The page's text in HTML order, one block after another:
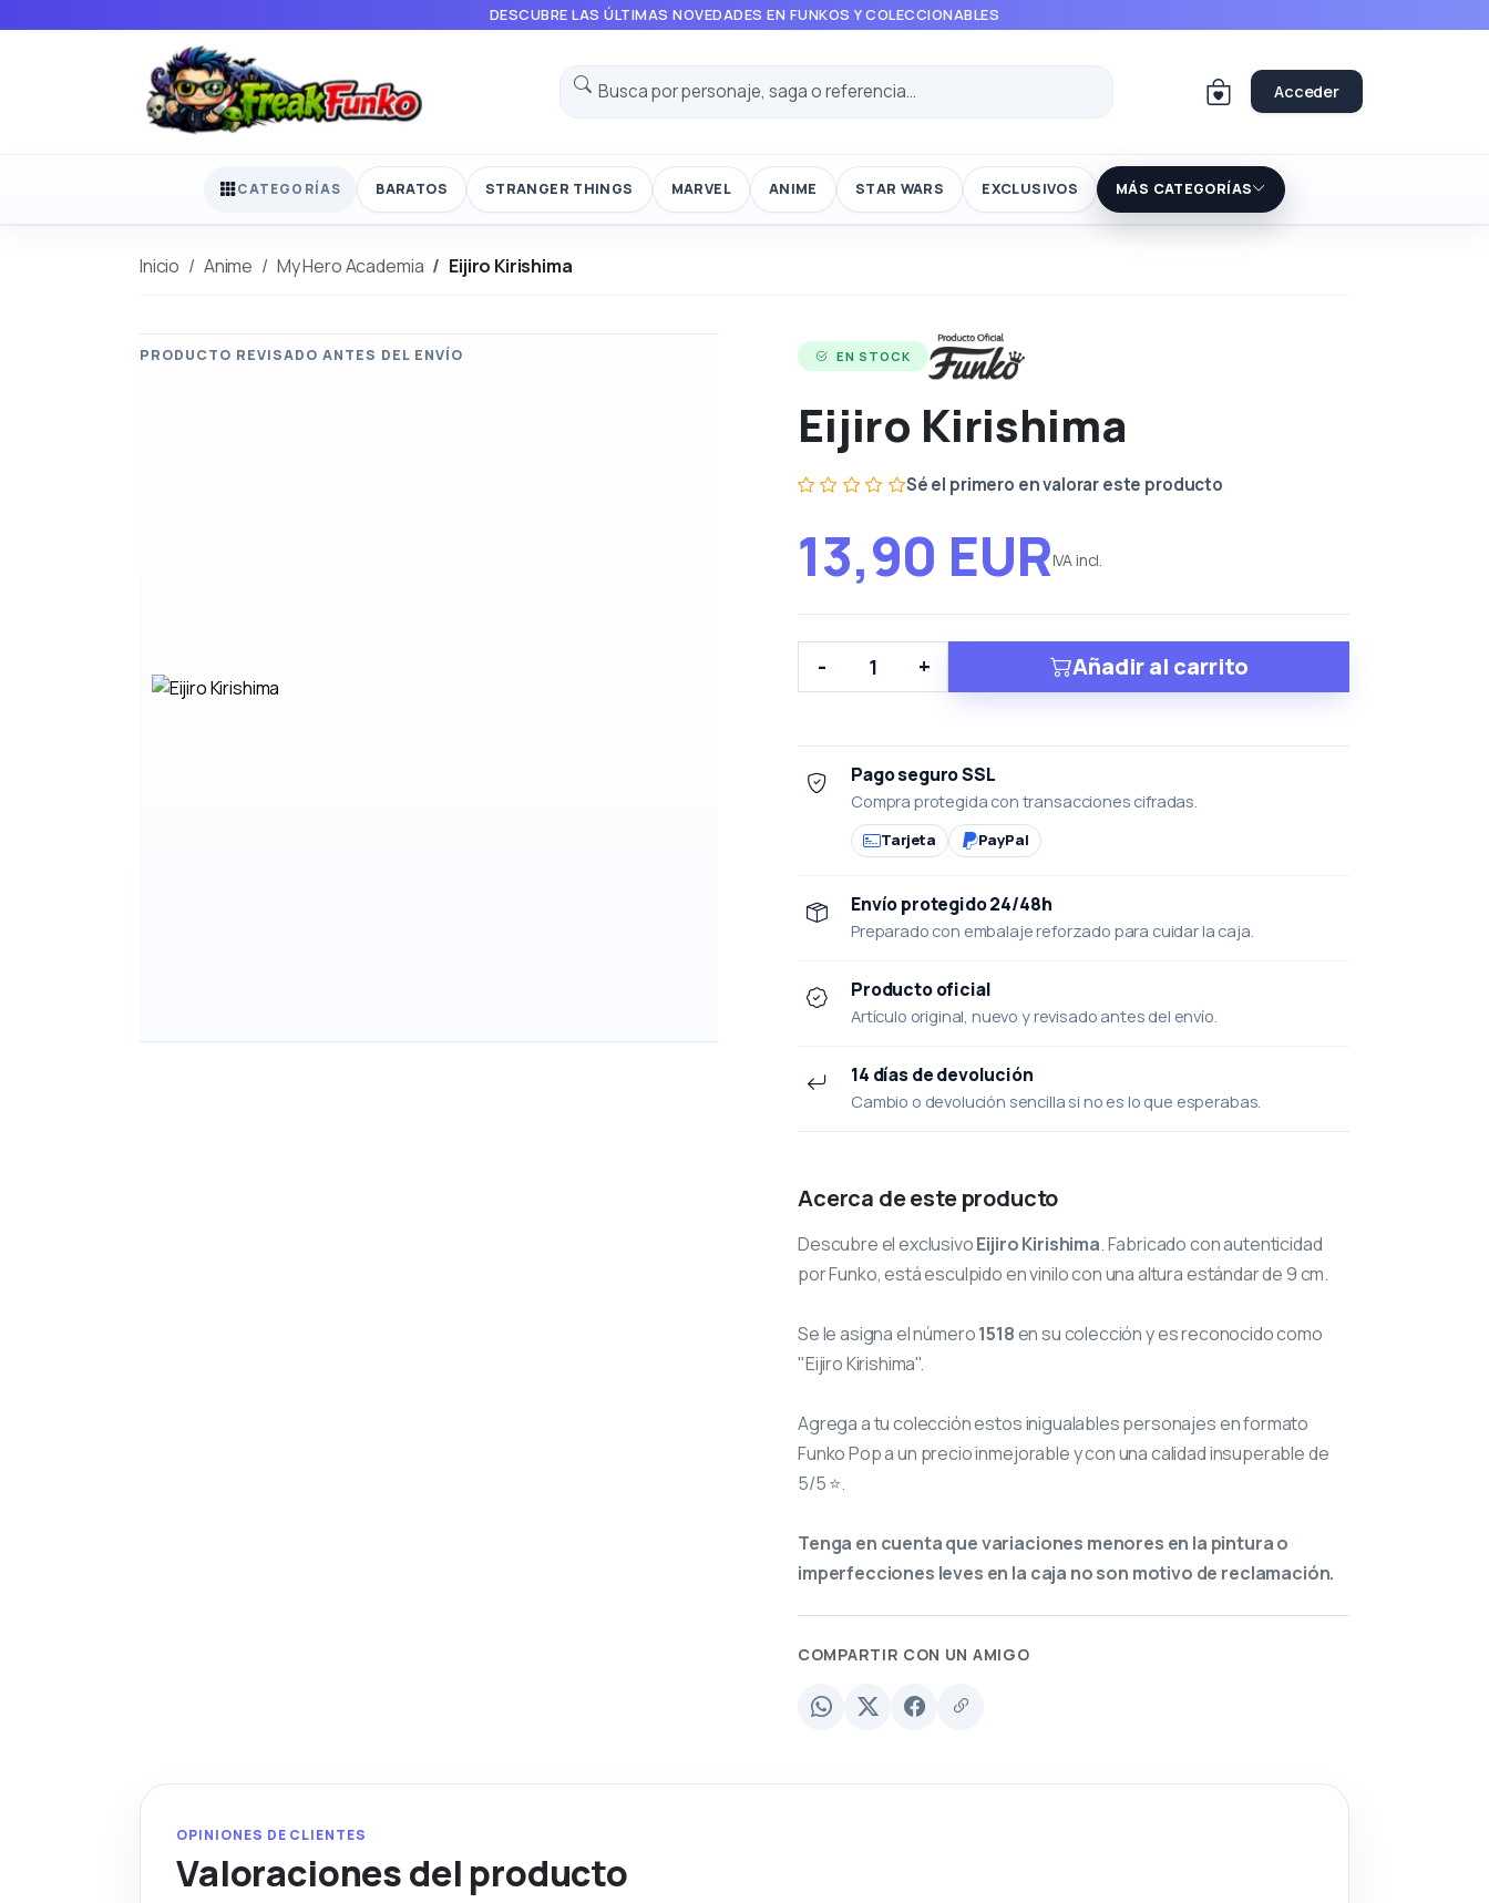
DESCUBRE LAS ÚLTIMAS NOVEDADES EN FUNKOS Y COLECCIONABLES
Acceder
CATEGORÍAS BARATOS STRANGER THINGS MARVEL ANIME STAR WARS EXCLUSIVOS MÁS CATEGORÍAS
Inicio Anime My Hero Academia Eijiro Kirishima
EN STOCK
Eijiro Kirishima
Sé el primero en valorar este producto
13,90 EURIVA incl.
- + Añadir al carrito
Pago seguro SSL
Compra protegida con transacciones cifradas.
Tarjeta PayPal
Envío protegido 24/48h
Preparado con embalaje reforzado para cuidar la caja.
Producto oficial
Artículo original, nuevo y revisado antes del envío.
14 días de devolución
Cambio o devolución sencilla si no es lo que esperabas.
Acerca de este producto
Descubre el exclusivoEijiro Kirishima. Fabricado con autenticidad
por Funko, está esculpido en vinilo con una altura estándar de 9 cm.
Se le asigna el número1518en su colección y es reconocido como
"Eijiro Kirishima".
Agrega a tu colección estos inigualables personajes en formato
Funko Pop a un precio inmejorable y con una calidad insuperable de
5/5 ⭐.
Tenga en cuenta que variaciones menores en la pintura o
imperfecciones leves en la caja no son motivo de reclamación.
COMPARTIR CON UN AMIGO
OPINIONES DE CLIENTES
Valoraciones del producto